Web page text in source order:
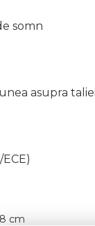
somn
asupra taliei
cm